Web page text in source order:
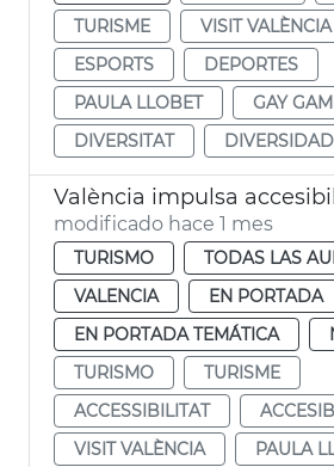
TURISME
VISIT VALÈNCIA
ESPORTS
DEPORTES
PAULA LLOBET
GAY
DIVERSITAT
DIVERSIDAD
modificado hace 1 mes
TURISMO
TODAS LAS
VALENCIA
EN PORTADA
EN PORTADA TEMÁTICA
TURISMO
TURISME
ACCESSIBILITAT
VISIT VALÈNCIA
PAULA